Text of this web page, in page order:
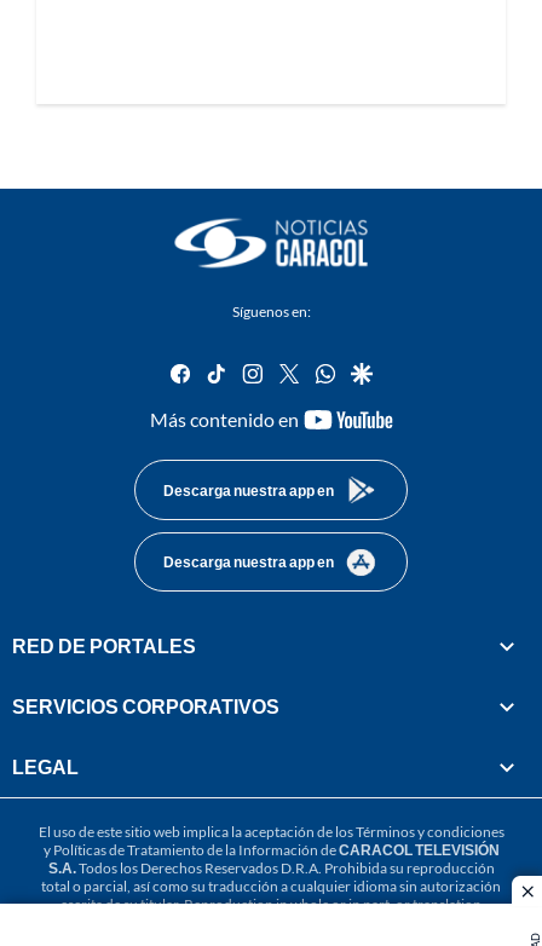
Síguenos en:
facebook
tiktok instagram
twitterwhatsapp
google
Más contenido en
youtube-
Descarga nuestra app en
Descarga nuestra app en
RED DE PORTALES
SERVICIOS CORPORATIVOS
LEGAL
El uso de este sitio web implica la aceptación de losTérminos y condiciones
y Políticas de Tratamiento de la Información deCARACOL TELEVISIÓN
S.A.Todos los Derechos Reservados D.R.A. Prohibida su reproducción
total o parcial, así como su traducción a cualquier idioma sin autorización
escrita de su titular. Reproduction in whole or in part, or translation